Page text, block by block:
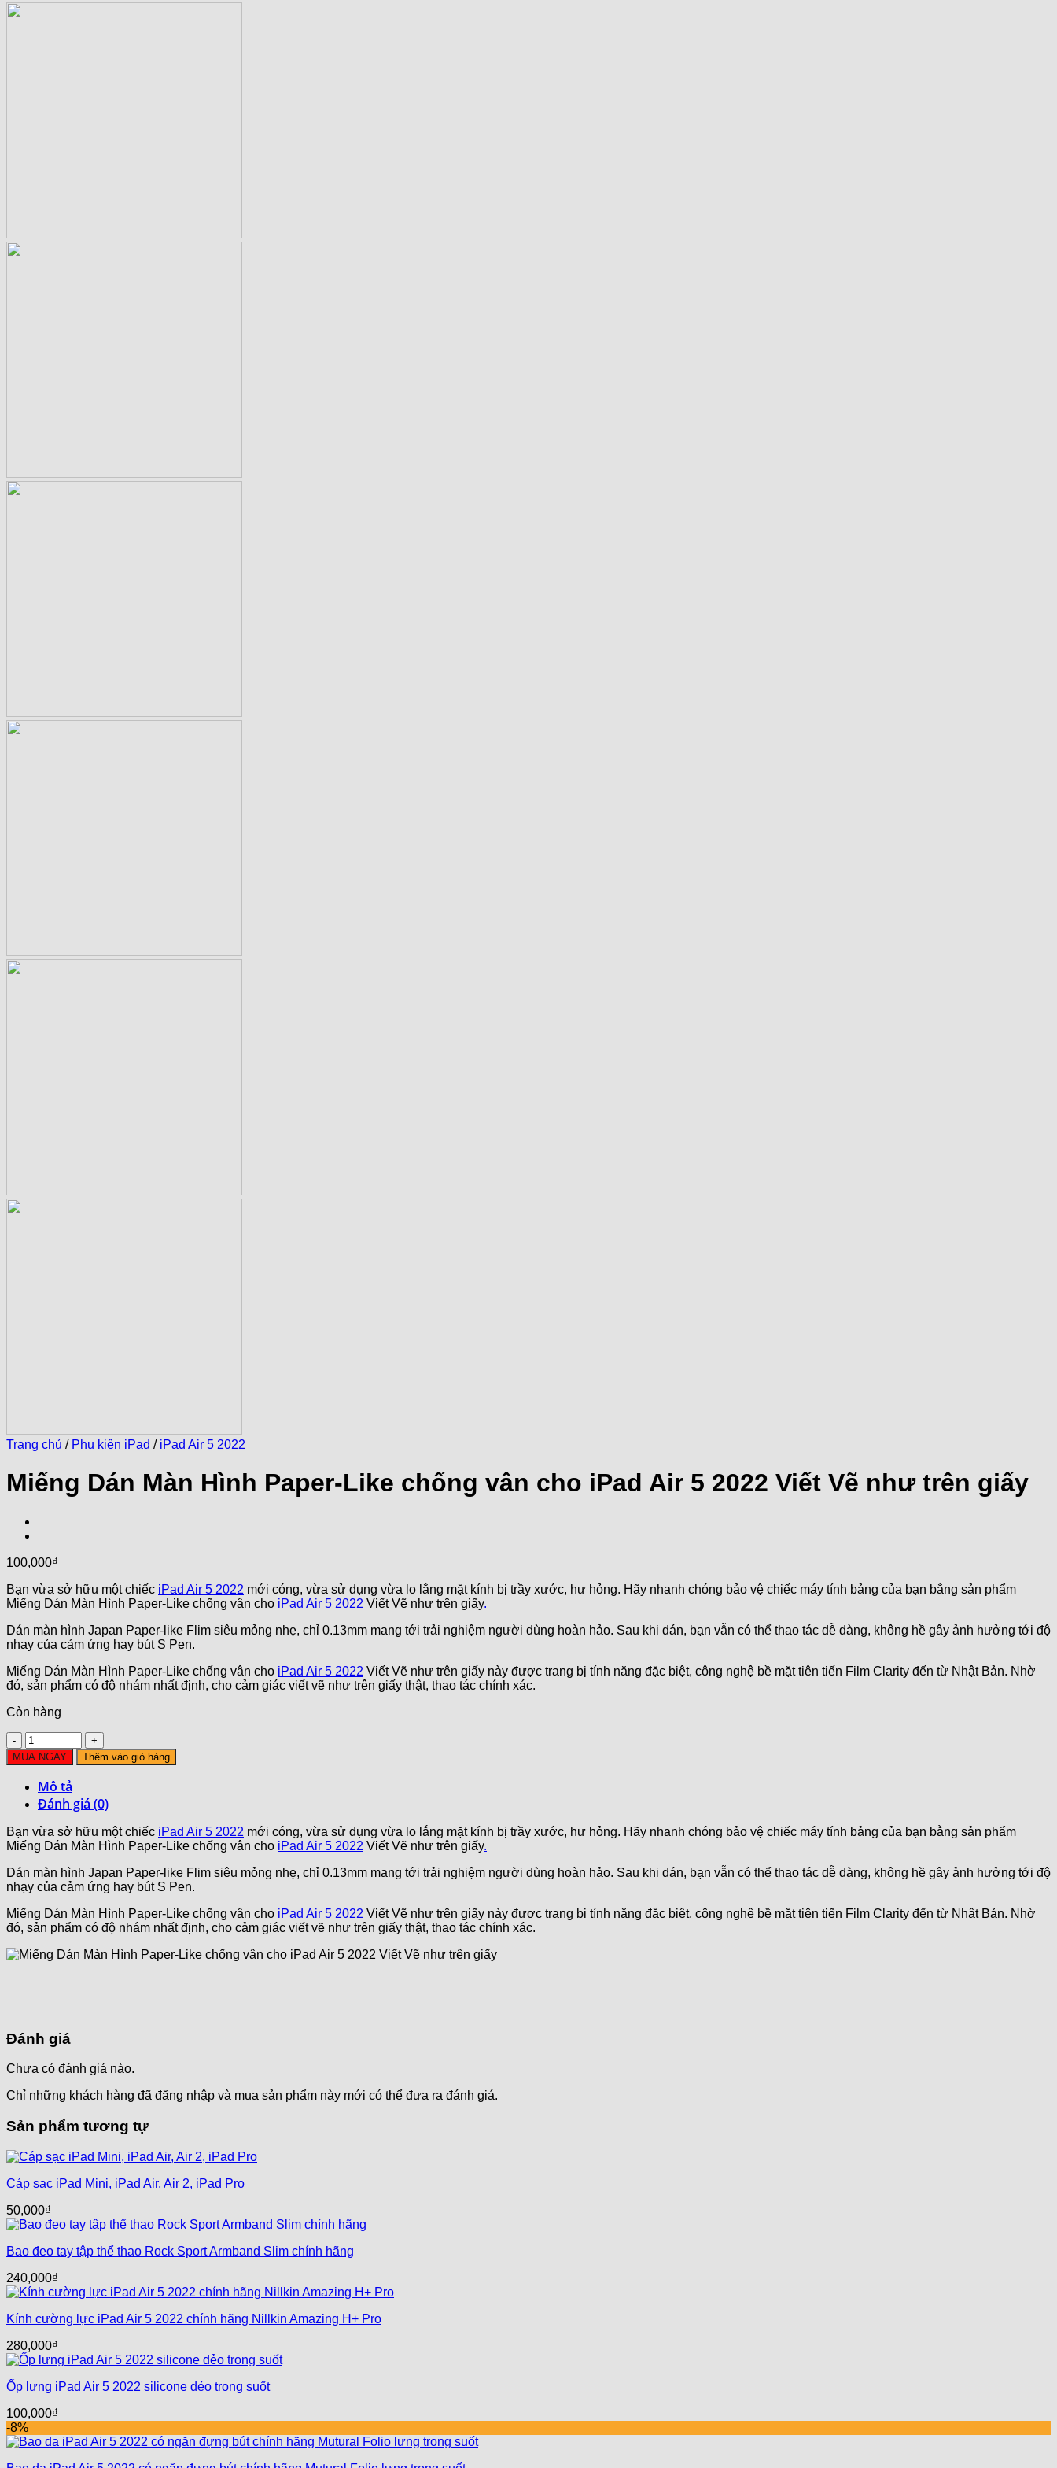
Trang chủ / Phụ kiện iPad / iPad Air 5 2022
Miếng Dán Màn Hình Paper-Like chống vân cho iPad Air 5 2022 Viết Vẽ như trên giấy
100,000₫
Bạn vừa sở hữu một chiếc iPad Air 5 2022 mới cóng, vừa sử dụng vừa lo lắng mặt kính bị trầy xước, hư hỏng. Hãy nhanh chóng bảo vệ chiếc máy tính bảng của bạn bằng sản phẩm
Miếng Dán Màn Hình Paper-Like chống vân cho iPad Air 5 2022 Viết Vẽ như trên giấy.
Dán màn hình Japan Paper-like Flim siêu mỏng nhẹ, chỉ 0.13mm mang tới trải nghiệm người dùng hoàn hảo. Sau khi dán, bạn vẫn có thể thao tác dễ dàng, không hề gây ảnh hưởng tới độ
nhạy của cảm ứng hay bút S Pen.
Miếng Dán Màn Hình Paper-Like chống vân cho iPad Air 5 2022 Viết Vẽ như trên giấy này được trang bị tính năng đặc biệt, công nghệ bề mặt tiên tiến Film Clarity đến từ Nhật Bản. Nhờ
đó, sản phẩm có độ nhám nhất định, cho cảm giác viết vẽ như trên giấy thật, thao tác chính xác.
Còn hàng
Số
lượng
MUA NGAY Thêm vào giỏ hàng
Mô tả
Đánh giá (0)
Bạn vừa sở hữu một chiếc iPad Air 5 2022 mới cóng, vừa sử dụng vừa lo lắng mặt kính bị trầy xước, hư hỏng. Hãy nhanh chóng bảo vệ chiếc máy tính bảng của bạn bằng sản phẩm
Miếng Dán Màn Hình Paper-Like chống vân cho iPad Air 5 2022 Viết Vẽ như trên giấy.
Dán màn hình Japan Paper-like Flim siêu mỏng nhẹ, chỉ 0.13mm mang tới trải nghiệm người dùng hoàn hảo. Sau khi dán, bạn vẫn có thể thao tác dễ dàng, không hề gây ảnh hưởng tới độ
nhạy của cảm ứng hay bút S Pen.
Miếng Dán Màn Hình Paper-Like chống vân cho iPad Air 5 2022 Viết Vẽ như trên giấy này được trang bị tính năng đặc biệt, công nghệ bề mặt tiên tiến Film Clarity đến từ Nhật Bản. Nhờ
đó, sản phẩm có độ nhám nhất định, cho cảm giác viết vẽ như trên giấy thật, thao tác chính xác.
Đánh giá
Chưa có đánh giá nào.
Chỉ những khách hàng đã đăng nhập và mua sản phẩm này mới có thể đưa ra đánh giá.
Sản phẩm tương tự
Cáp sạc iPad Mini, iPad Air, Air 2, iPad Pro
50,000₫
Bao đeo tay tập thể thao Rock Sport Armband Slim chính hãng
240,000₫
Kính cường lực iPad Air 5 2022 chính hãng Nillkin Amazing H+ Pro
280,000₫
Ốp lưng iPad Air 5 2022 silicone dẻo trong suốt
100,000₫
-8%